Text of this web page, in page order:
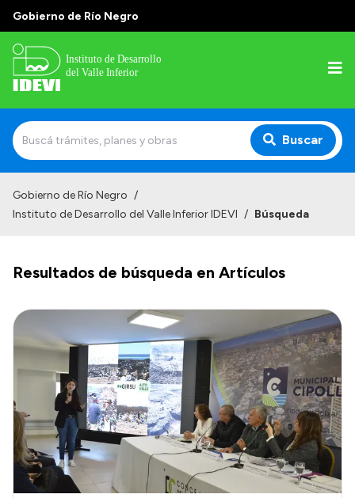
Gobierno de Río Negro
Buscar
Normativa
Historia
Gobierno de Río Negro /
Instituto de Desarrollo del Valle Inferior IDEVI / Búsqueda
Resultados de búsqueda en Artículos